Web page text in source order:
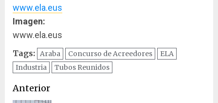
www.ela.eus
Imagen:
www.ela.eus
Tags: Araba Concurso de Acreedores
ELA
Industria
Tubos Reunidos
Navegación
Anterior